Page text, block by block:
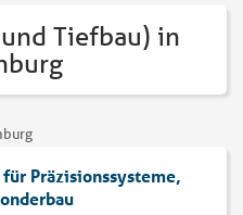
Tiefbau) in
Präzisionssysteme,